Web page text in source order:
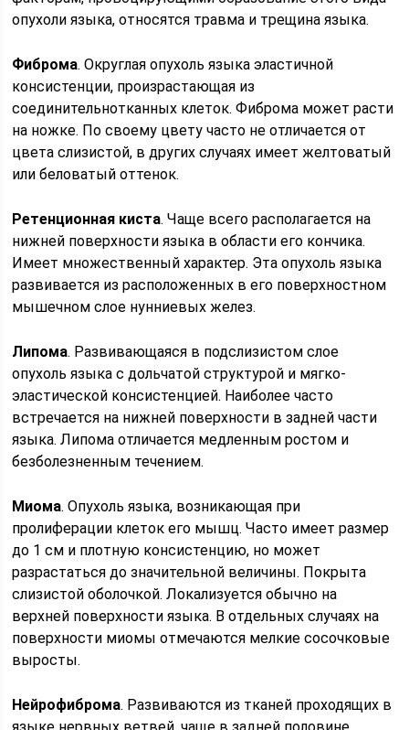
опухоли языка, относятся травма и трещина языка.
Фиброма. Округлая опухоль языка эластичной
консистенции, произрастающая из
соединительнотканных клеток. Фиброма может расти
на ножке. По своему цвету часто не отличается от
цвета слизистой, в других случаях имеет желтоватый
или беловатый оттенок.
Ретенционная киста. Чаще всего располагается на
нижней поверхности языка в области его кончика.
Имеет множественный характер. Эта опухоль языка
развивается из расположенных в его поверхностном
мышечном слое нунниевых желез.
Липома. Развивающаяся в подслизистом слое
опухоль языка с дольчатой структурой и мягко-
эластической консистенцией. Наиболее часто
встречается на нижней поверхности в задней части
языка. Липома отличается медленным ростом и
безболезненным течением.
Миома. Опухоль языка, возникающая при
пролиферации клеток его мышц. Часто имеет размер
до 1 см и плотную консистенцию, но может
разрастаться до значительной величины. Покрыта
слизистой оболочкой. Локализуется обычно на
верхней поверхности языка. В отдельных случаях на
поверхности миомы отмечаются мелкие сосочковые
выросты.
Нейрофиброма. Развиваются из тканей проходящих в